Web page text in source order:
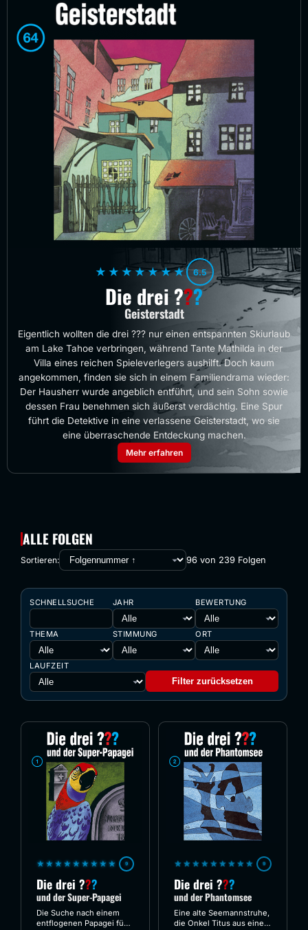
★★★★★★★ 6.5
Die drei ???
Geisterstadt
Eigentlich wollten die drei ??? nur einen entspannten Skiurlaub
am Lake Tahoe verbringen, während Tante Mathilda in der
Villa eines reichen Spieleverlegers aushilft. Doch kaum
angekommen, finden sie sich in einem Familiendrama wieder:
Der Hausherr wurde angeblich entführt, und sein Sohn sowie
dessen Frau benehmen sich äußerst verdächtig. Eine Spur
führt die Detektive in eine verlassene Geisterstadt, wo sie
eine überraschende Entdeckung machen.
Mehr erfahren
ALLE FOLGEN
Sortieren: 96 von 239 Folgen
SCHNELLSUCHE JAHR BEWERTUNG
THEMA STIMMUNG ORT
LAUFZEIT
Filter zurücksetzen
★★★★★★★★★ 9
Die drei ???
und der Super-Papagei
Die Suche nach einem
entflogenen Papagei führt
★★★★★★★★★ 9
Die drei ???
und der Phantomsee
Eine alte Seemannstruhe,
die Onkel Titus aus einem